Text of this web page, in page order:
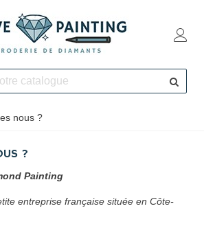
nous ?
?
Painting
entreprise française située en Côte-